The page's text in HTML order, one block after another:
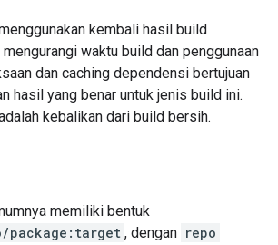
kembali hasil build
waktu build dan penggunaan
dan caching dependensi bertujuan
hasil yang benar untuk jenis build ini.
kebalikan dari build bersih.
memiliki bentuk
package:target , dengan repo